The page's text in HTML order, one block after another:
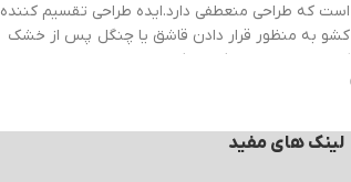
است که طراحی منعطفی دارد.ایده طراحی تقسیم کننده
کشو به منظور قرار دادن قاشق یا چنگل پس از خشک
کردن درون
تقسیم کننده کشو
هستند. رنگ این جاقاشقی بژ و در سایز 90 موجود است.
لینک های مفید